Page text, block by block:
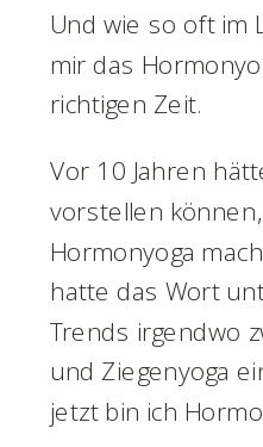
Und wie so oft im
mir das
richtigen Zeit.
Vor 10 Jahren
vorstellen
Hormonyoga
hatte das Wort
Trends irgendwo
und Ziegenyoga
jetzt bin ich